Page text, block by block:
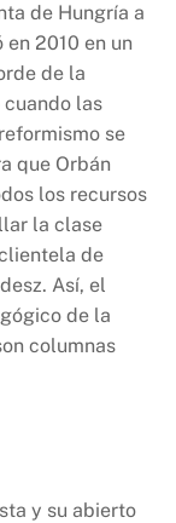
de Hungría a
2010 en un
de la
las
se
que Orbán
los recursos
la clase
de
Así, el
de la
columnas
y su abierto